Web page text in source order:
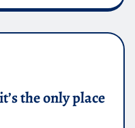
the only place